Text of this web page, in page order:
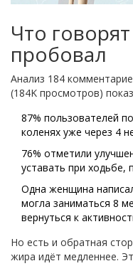
Что
пробовал
Анализ 184
(184K просмотров)
87% пользователей
коленях уже через 4
76% отметили
уставать при ходьбе,
Одна женщина
могла заниматься 8
вернуться к
Но есть и обратная
жира идёт медленнее.